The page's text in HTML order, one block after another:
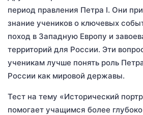
период правления Петра I. Они
знание учеников о ключевых
поход в Западную Европу и
территорий для России. Эти
ученикам лучше понять роль
России как мировой державы.
Тест на тему «Исторический
помогает учащимся более глубоко